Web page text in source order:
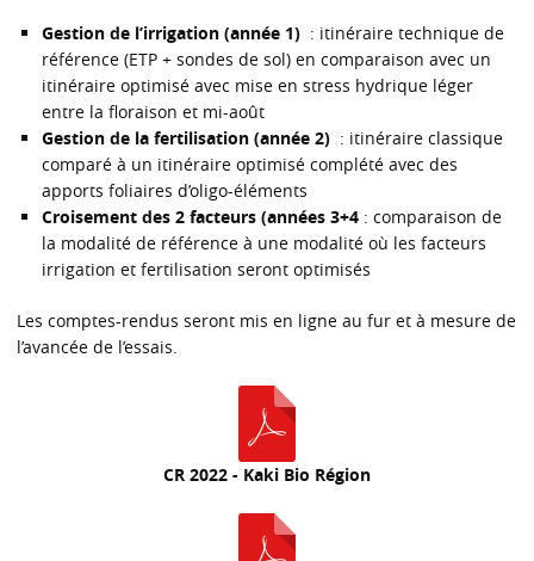
Gestion de l’irrigation (année 1) : itinéraire technique de
référence (ETP + sondes de sol) en comparaison avec un
itinéraire optimisé avec mise en stress hydrique léger
entre la floraison et mi-août
Gestion de la fertilisation (année 2) : itinéraire classique
comparé à un itinéraire optimisé complété avec des
apports foliaires d’oligo-éléments
Croisement des 2 facteurs (années 3+4 : comparaison de
la modalité de référence à une modalité où les facteurs
irrigation et fertilisation seront optimisés
Les comptes-rendus seront mis en ligne au fur et à mesure de
l’avancée de l’essais.
CR 2022 - Kaki Bio Région